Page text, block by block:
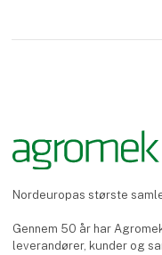
Nordeuropas største
Gennem 50 år har
leverandører, kunder og